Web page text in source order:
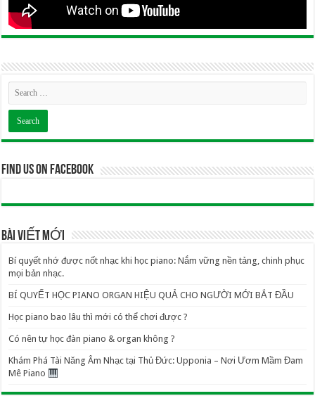
Find us on Facebook
BÀI VIẾT MỚI
Bí quyết nhớ được nốt nhạc khi học piano: Nắm vững nền tảng, chinh phục
mọi bản nhạc.
BÍ QUYẾT HỌC PIANO ORGAN HIỆU QUẢ CHO NGƯỜI MỚI BẮT ĐẦU
Học piano bao lâu thì mới có thể chơi được ?
Có nên tự học đàn piano & organ không ?
Khám Phá Tài Năng Âm Nhạc tại Thủ Đức: Upponia – Nơi Ươm Mầm Đam
Mê Piano